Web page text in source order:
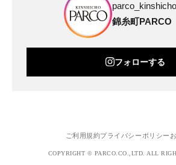
錦糸町PARCO
フォローする
ご利用規約プライバシーポリシー
COPYRIGHT © PARCO.CO.,LTD. ALL